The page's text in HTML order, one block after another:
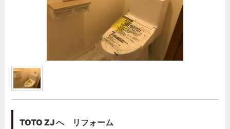
TOTO ZJ へ リフォーム